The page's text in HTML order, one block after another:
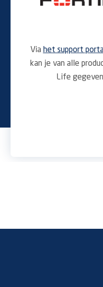
Via het support
kan je van alle
Life